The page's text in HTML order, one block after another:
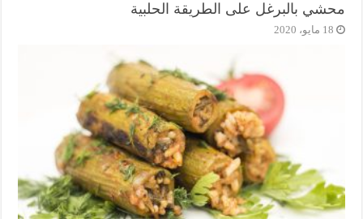
محشي بالبرغل على الطريقة الحلبية
18 مايو، 2020